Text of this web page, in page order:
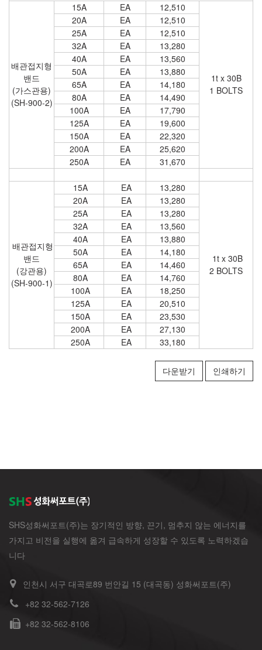
배관접지형
밴드
(가스관용)
(SH-900-2)
15A EA 12,510
1t x 30B
1 BOLTS
20A EA
12,510
25A
EA
12,510
32A
EA
13,280
40A
EA
13,560
50A
EA
13,880
65A
EA
14,180
80A
EA
14,490
100A
EA
17,790
125A
EA
19,600
150A
EA
22,320
200A
EA
25,620
250A
EA 31,670
배관접지형
밴드
(강관용)
(SH-900-1)
15A EA 13,280
1t x 30B
2 BOLTS
20A EA
13,280
25A
EA
13,280
32A
EA
13,560
40A
EA
13,880
50A
EA
14,180
65A
EA
14,460
80A
EA
14,760
100A
EA
18,250
125A
EA
20,510
150A
EA
23,530
200A
EA
27,130
250A
EA 33,180
다운받기 인쇄하기
SHS성화써포트(주)는 장기적인 방향, 끈기, 멈추지 않는 에너지를
가지고 비전을 실행에 옮겨 급속하게 성장할 수 있도록 노력하겠습
니다
인천시 서구 대곡로89 번안길 15 (대곡동) 성화써포트(주)
+82 32-562-7126
+82 32-562-8106